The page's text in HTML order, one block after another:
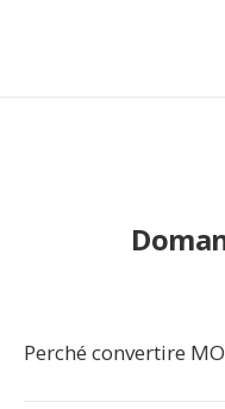
Perché convertire